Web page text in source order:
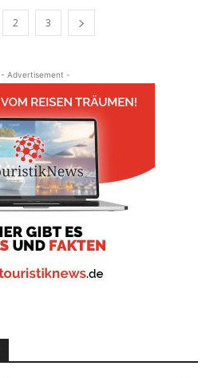
2 3
- Advertisement -